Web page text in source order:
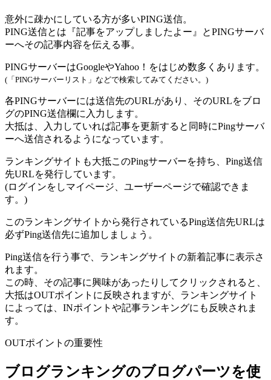
意外に疎かにしている方が多いPING送信。
PING送信とは『記事をアップしましたよー』とPINGサーバ
ーへその記事内容を伝える事。
PINGサーバーはGoogleやYahoo！をはじめ数多くあります。
(「PINGサーバーリスト」などで検索してみてください。)
各PINGサーバーには送信先のURLがあり、そのURLをブロ
グのPING送信欄に入力します。
大抵は、入力していれば記事を更新すると同時にPingサーバ
ーへ送信されるようになっています。
ランキングサイトも大抵このPingサーバーを持ち、Ping送信
先URLを発行しています。
(ログインをしマイページ、ユーザーページで確認できま
す。)
このランキングサイトから発行されているPing送信先URLは
必ずPing送信先に追加 しましょう。
Ping送信を行う事で、ランキングサイトの新着記事に表示さ
れます。
この時、その記事に興味があったりしてクリックされると、
大抵はOUTポイントに反映されますが、ランキングサイト
によっては、INポイントや記事ランキングにも反映されま
す。
OUTポイントの重要性
ブログランキングのブログパーツを使